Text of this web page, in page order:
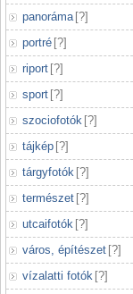
panoráma [?]
portré [?]
riport [?]
sport [?]
szociofotók [?]
tájkép [?]
tárgyfotók [?]
természet [?]
utcaifotók [?]
város, építészet [?]
vízalatti fotók [?]